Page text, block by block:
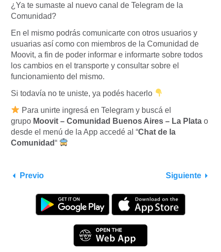
¿Ya te sumaste al nuevo canal de Telegram de la
Comunidad?
En el mismo podrás comunicarte con otros usuarios y
usuarias así como con miembros de la Comunidad de
Moovit, a fin de poder informar e informarte sobre todos
los cambios en el transporte y consultar sobre el
funcionamiento del mismo.
Si todavía no te uniste, ya podés hacerlo
Para unirte ingresá en Telegram y buscá el
grupo Moovit – Comunidad Buenos Aires – La Plata o
desde el menú de la App accedé al “Chat de la
Comunidad“
Previo Siguiente